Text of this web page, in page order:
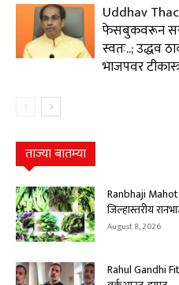
Uddhav
फेसबुकवरून
स्वतः..; उद्धव
भाजपवर
ताज्या बातम्या
Ranbhaji
जिल्हास्तरीय
August 8, 2026
Rahul Gandhi